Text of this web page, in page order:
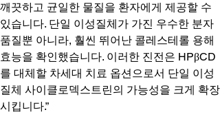
깨끗하고 균일한 물질을 환자에게 제공할 수
있습니다. 단일 이성질체가 가진 우수한 분자
품질뿐 아니라, 훨씬 뛰어난 콜레스테롤 용해
효능을 확인했습니다. 이러한 진전은 HPβCD
를 대체할 차세대 치료 옵션으로서 단일 이성
질체 사이클로덱스트린의 가능성을 크게 확장
시킵니다.”